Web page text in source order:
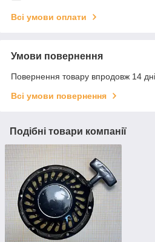
Всі умови оплати
Умови повернення
Повернення товару впродовж 14
Всі умови повернення
Подібні товари компанії